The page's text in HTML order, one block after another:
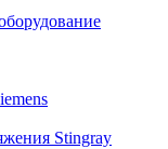
Stingray